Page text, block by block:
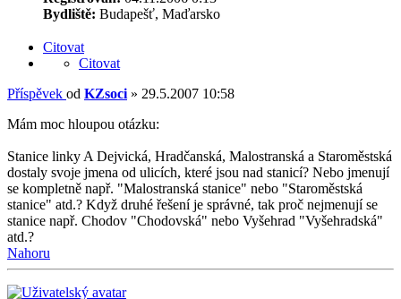
Bydliště: Budapešť, Maďarsko
Citovat
Citovat
Příspěvek od KZsoci » 29.5.2007 10:58
Mám moc hloupou otázku:
Stanice linky A Dejvická, Hradčanská, Malostranská a Staroměstská
dostaly svoje jmena od ulicích, které jsou nad stanicí? Nebo jmenují
se kompletně např. "Malostranská stanice" nebo "Staroměstská
stanice" atd.? Když druhé řešení je správné, tak proč nejmenují se
stanice např. Chodov "Chodovská" nebo Vyšehrad "Vyšehradská"
atd.?
Nahoru